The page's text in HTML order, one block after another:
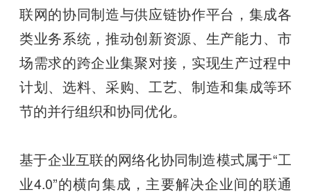
联网的协同制造与供应链协作平台，集成各
类业务系统，推动创新资源、生产能力、市
场需求的跨企业集聚对接，实现生产过程中
计划、选料、采购、工艺、制造和集成等环
节的并行组织和协同优化。
基于企业互联的网络化协同制造模式属于“工
业4.0”的横向集成，主要解决企业间的联通